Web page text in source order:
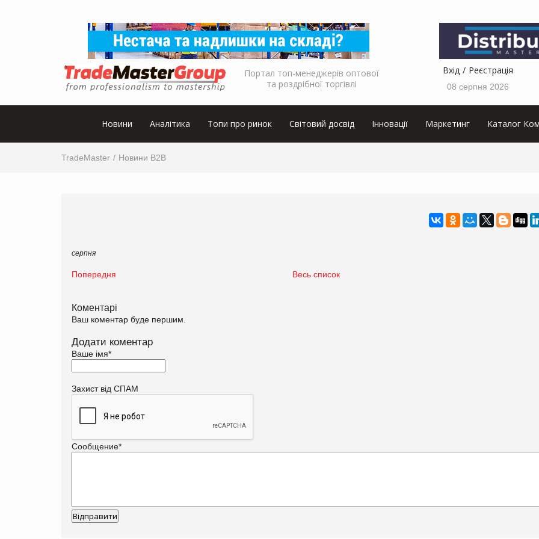
Портал топ-менеджерів оптової
та роздрібної торгівлі
Вхід Реєстрація
08 серпня 2026
Новини Аналітика Топи про ринок Світовий досвід Інновації Маркетинг Каталог
TradeMaster Новини B2B
серпня
Попередня Весь список
Коментарі
Ваш коментар буде першим.
Додати коментар
Ваше імя*
Захист від СПАМ
Сообщение*